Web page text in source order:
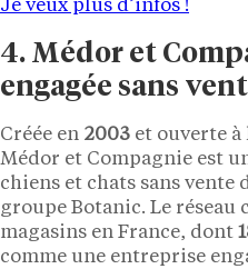
Je veux plus d’infos !
4. Médor et
engagée sans
Créée en 2003 et ouverte à
Médor et Compagnie est
chiens et chats sans vente
groupe Botanic. Le réseau
magasins en France, dont
comme une entreprise